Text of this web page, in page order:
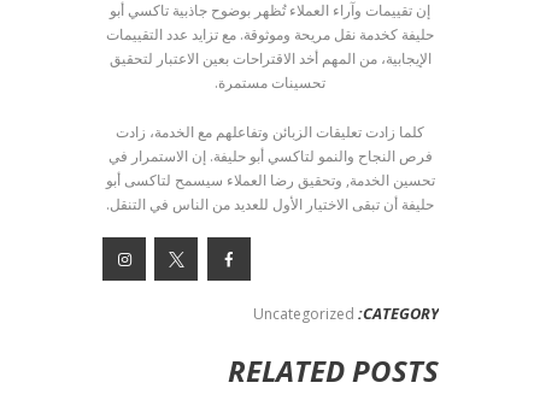
إن تقييمات وآراء العملاء تُظهر بوضوح جاذبية تاكسي أبو
حليفة كخدمة نقل مريحة وموثوقة. مع تزايد عدد التقييمات
الإيجابية، من المهم أخد الاقتراحات بعين الاعتبار لتحقيق
تحسينات مستمرة.
كلما زادت تعليقات الزبائن وتفاعلهم مع الخدمة، زادت
فرص النجاح والنمو لتاكسي أبو حليفة. إن الاستمرار في
تحسين الخدمة, وتحقيق رضا العملاء سيسمح لتاكسى أبو
حليفة أن تبقى الاختيار الأول للعديد من الناس في التنقل.
CATEGORY:
Uncategorized
RELATED POSTS